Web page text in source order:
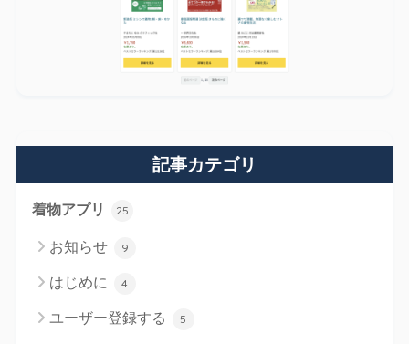
記事カテゴリ
着物アプリ 25
お知らせ 9
はじめに 4
ユーザー登録する 5